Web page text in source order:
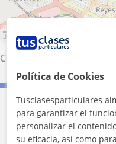
1 km
3000 ft
Cáceres (Ciudad)
Contacta con
Política de Cookies
Tusclasesparticulares
para garantizar el
personalizar el
su eficacia, así como